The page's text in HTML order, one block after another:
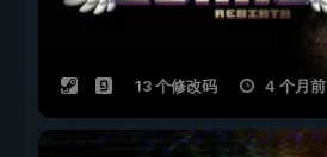
13 个修改码 4 个月前